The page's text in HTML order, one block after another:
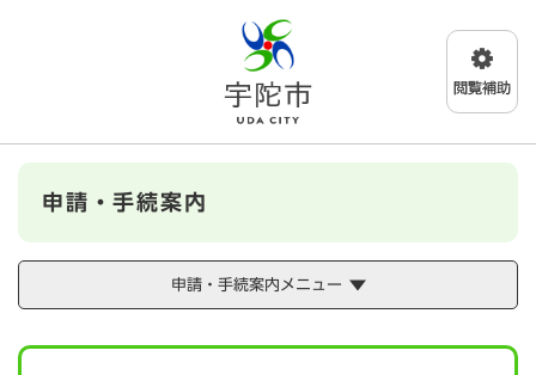
メニューを飛ばして本文へ
申請・手続案内
申請・手続案内メニュー
本